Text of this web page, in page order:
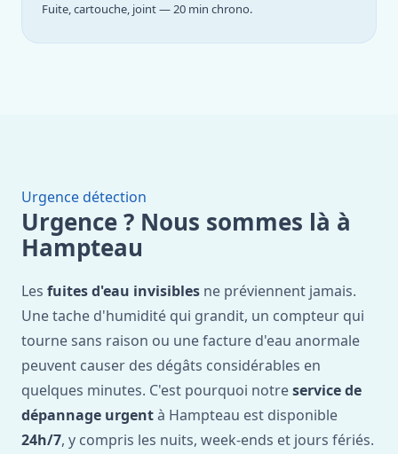
Fuite, cartouche, joint — 20 min chrono.
Urgence détection
Urgence ? Nous sommes là à
Hampteau
Les fuites d'eau invisibles ne préviennent jamais.
Une tache d'humidité qui grandit, un compteur qui
tourne sans raison ou une facture d'eau anormale
peuvent causer des dégâts considérables en
quelques minutes. C'est pourquoi notreservice de
dépannage urgentà Hampteau est disponible
24h/7, y compris les nuits, week-ends et jours fériés.